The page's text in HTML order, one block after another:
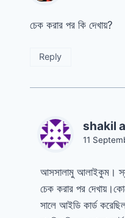
চেক করার পর কি দেখায়?
Reply
shakil
11
আসসালামু আলাইকুম।
চেক করার পর
সালে আইডি কার্ড